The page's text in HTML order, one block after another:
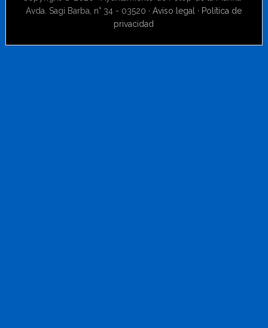
Avda. Sagi Barba, n° 34 - 03520 ·Aviso legal · Política de
privacidad